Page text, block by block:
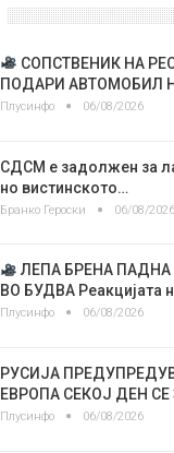
СОПСТВЕНИК НА
ПОДАРИ АВТОМОБИЛ
Плусинфо 06/08/2026
СДСМ е задолжен за
но вистинското…
Бранко Героски 06/08/2026
ЛЕПА БРЕНА
ВО БУДВА Реакцијата
Плусинфо 06/08/2026
РУСИЈА
ЕВРОПА СЕКОЈ ДЕН СЕ
Плусинфо 06/08/2026